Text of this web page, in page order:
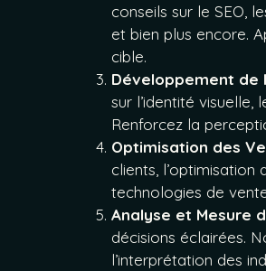
conseils sur le SEO,
et bien plus encore.
cible.
Développement de
sur l’identité
Renforcez la
Optimisation des
clients, l’optimisation
technologies de
Analyse et Mesure
décisions éclairées.
l’interprétation des